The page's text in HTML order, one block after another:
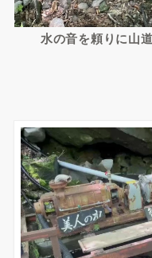
水の音を頼りに山